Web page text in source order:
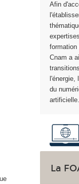
Afin
formation
Cnam a
du
artificielle.
La